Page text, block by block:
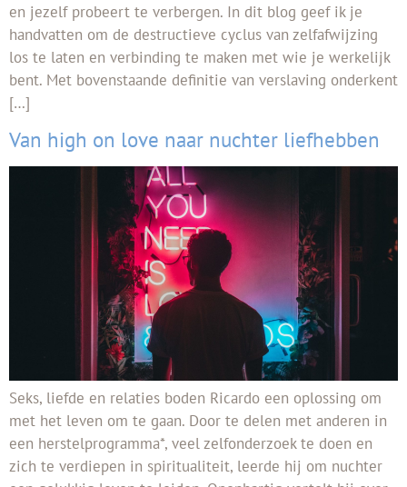
en jezelf probeert te verbergen. In dit blog geef ik je
handvatten om de destructieve cyclus van zelfafwijzing
los te laten en verbinding te maken met wie je werkelijk
bent. Met bovenstaande definitie van verslaving onderkent
[…]
Van high on love naar nuchter liefhebben
Seks, liefde en relaties boden Ricardo een oplossing om
met het leven om te gaan. Door te delen met anderen in
een herstelprogramma*, veel zelfonderzoek te doen en
zich te verdiepen in spiritualiteit, leerde hij om nuchter